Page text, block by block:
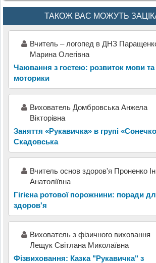
ТАКОЖ ВАС МОЖУТЬ
Вчитель – логопед в ДНЗ
Марина Олегівна
Чаювання з гостею: розвиток мови та
моторики
Вихователь Домбровська Анжела
Вікторівна
Заняття «Рукавичка» в групі
Скадовська
Вчитель основ здоров'я Проненко
Анатоліївна
Гігієна ротової порожнини: поради
здоров'я
Вихователь з фізичного виховання
Лещук Світлана Миколаївна
Фізвиховання: Казка "Рукавичка" з